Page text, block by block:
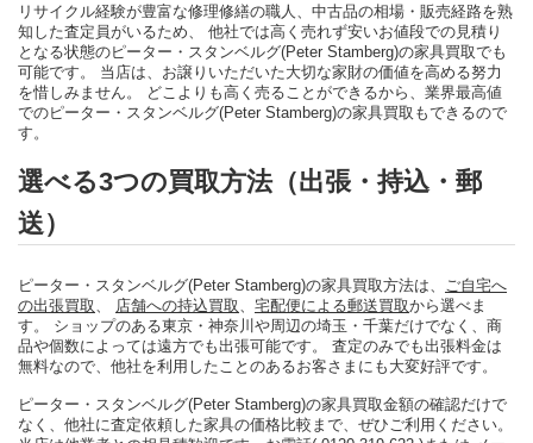
リサイクル経験が豊富な修理修繕の職人、中古品の相場・販売経路を熟
知した査定員がいるため、 他社では高く売れず安いお値段での見積り
となる状態のピーター・スタンベルグ(Peter Stamberg)の家具買取でも
可能です。 当店は、お譲りいただいた大切な家財の価値を高める努力
を惜しみません。 どこよりも高く売ることができるから、業界最高値
でのピーター・スタンベルグ(Peter Stamberg)の家具買取もできるので
す。
選べる3つの買取方法（出張・持込・郵
送）
ピーター・スタンベルグ(Peter Stamberg)の家具買取方法は、
ご自宅へ
の出張買取
店舗への持込買取 宅配便による郵送買取から選べま
す。 ショップのある東京・神奈川や周辺の埼玉・千葉だけでなく、商
品や個数によっては遠方でも出張可能です。 査定のみでも出張料金は
無料なので、他社を利用したことのあるお客さまにも大変好評です。
ピーター・スタンベルグ(Peter Stamberg)の家具買取金額の確認だけで
なく、他社に査定依頼した家具の価格比較まで、ぜひご利用ください。